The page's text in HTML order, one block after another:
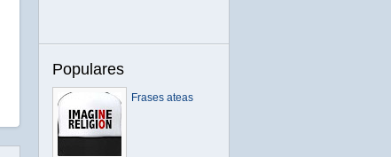
Populares
Frases ateas